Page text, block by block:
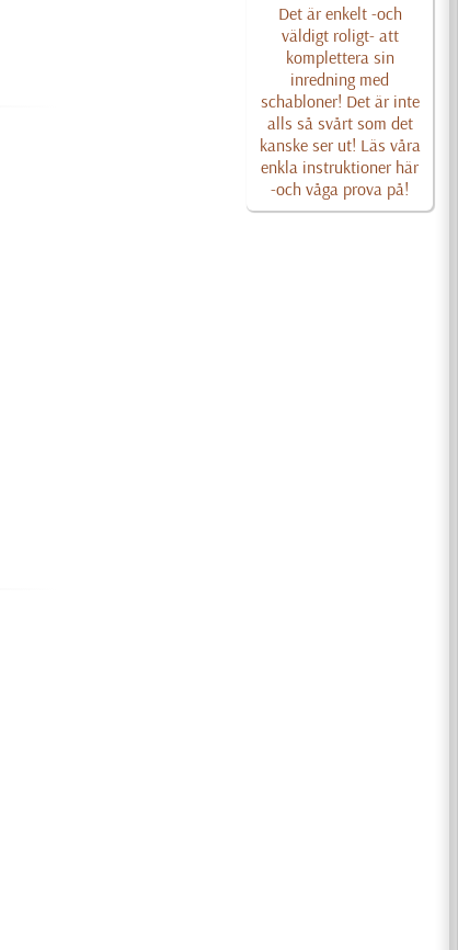
Det är enkelt -och
väldigt roligt- att
komplettera sin
inredning med
schabloner! Det är inte
alls så svårt som det
kanske ser ut! Läs våra
enkla instruktioner här
-och våga prova på!